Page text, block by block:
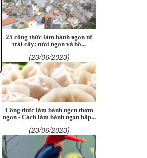
25 công thức làm bánh ngon từ
trái cây: tươi ngon và bổ...
(23/06/2023)
Công thức làm bánh ngon thơm
ngon - Cách làm bánh ngon hấp...
(23/06/2023)